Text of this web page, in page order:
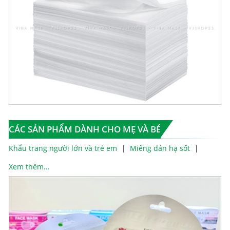
CÁC SẢN PHẨM DÀNH CHO MẸ VÀ BÉ
Khẩu trang người lớn và trẻ em
Miếng dán hạ sốt
Xem thêm...
đ